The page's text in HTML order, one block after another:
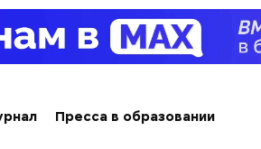
Пресса в образовании